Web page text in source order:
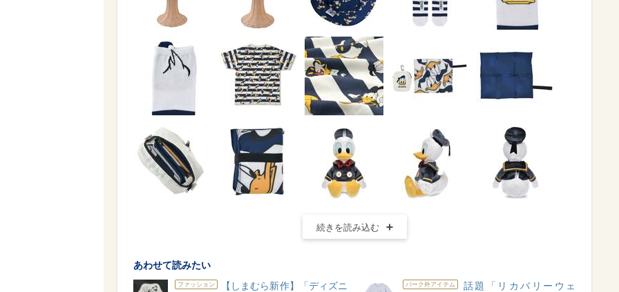
続きを読み込む
あわせて読みたい
ファッション
【しまむら新作】「ディズニ
パーク外アイテム
話題「リカバリーウェ